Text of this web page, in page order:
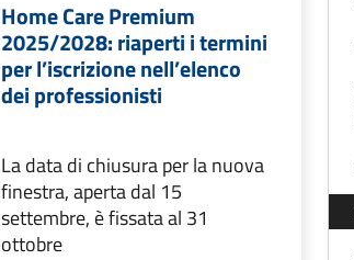
Home Care Premium
2025/2028: riaperti i termini
per l’iscrizione nell’elenco
dei professionisti
La data di chiusura per la nuova
finestra, aperta dal 15
settembre, è fissata al 31
ottobre